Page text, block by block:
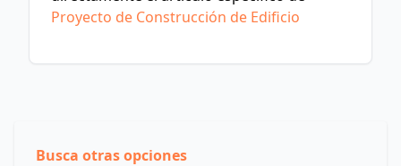
Proyecto de Construcción de Edificio
Busca otras opciones